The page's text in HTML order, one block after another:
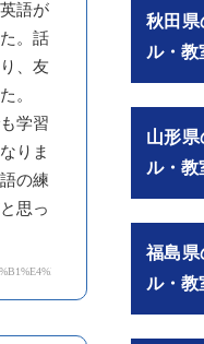
語が
。話
、友
。
学習
りま
の練
思っ
247/739/
秋田県
ル・教
山形
ル・教
福島県
ル・教